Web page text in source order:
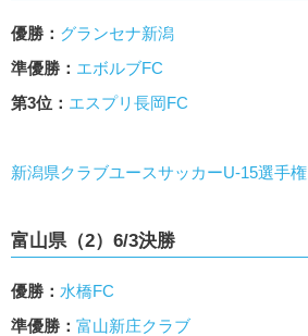
優勝： グランセナ新潟
準優勝： エボルブFC
第3位： エスプリ長岡FC
新潟県クラブユースサッカーU-15選手権
富山県（2）6/3決勝
優勝： 水橋FC
準優勝： 富山新庄クラブ